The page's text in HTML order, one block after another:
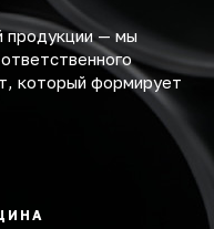
продукции — мы
который формирует